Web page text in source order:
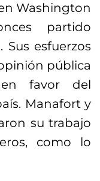
Washington
partido
esfuerzos
pública
favor del
Manafort y
su trabajo
como lo